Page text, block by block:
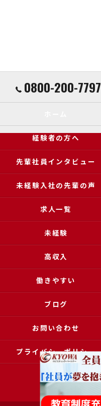
0800-200-7797
経験者の方へ
先輩社員インタビュー
未経験入社の先輩の声
求人一覧
未経験
高収入
働きやすい
ブログ
お問い合わせ
プライバシーポリシー